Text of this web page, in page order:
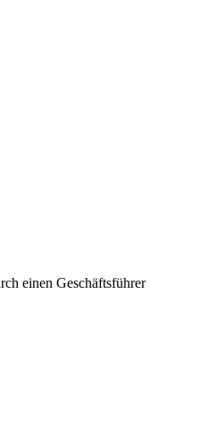
einen Geschäftsführer